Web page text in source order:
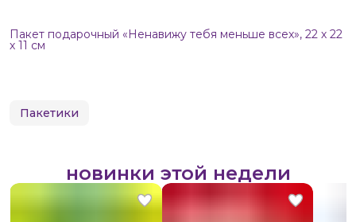
Пакет подарочный «Ненавижу тебя меньше всех», 22 х 22
х 11 см
Пакетики
новинки этой недели